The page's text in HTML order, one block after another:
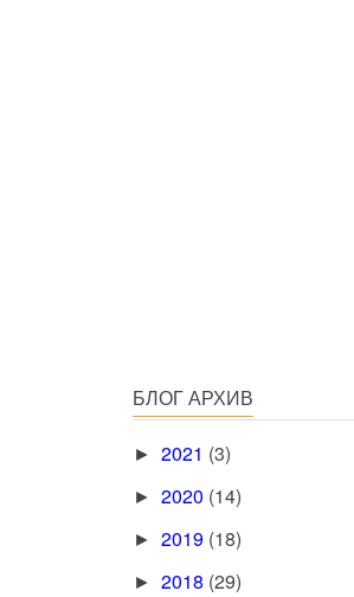
БЛОГ АРХИВ
► 2021 (3)
► 2020 (14)
► 2019 (18)
► 2018 (29)